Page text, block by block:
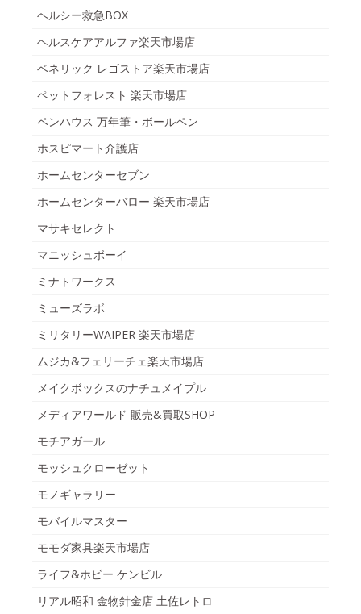
ヘルシー救急BOX
ヘルスケアアルファ楽天市場店
ベネリック レゴストア楽天市場店
ペットフォレスト 楽天市場店
ペンハウス 万年筆・ボールペン
ホスピマート介護店
ホームセンターセブン
ホームセンターバロー 楽天市場店
マサキセレクト
マニッシュボーイ
ミナトワークス
ミューズラボ
ミリタリーWAIPER 楽天市場店
ムジカ&フェリーチェ楽天市場店
メイクボックスのナチュメイプル
メディアワールド 販売&買取SHOP
モチアガール
モッシュクローゼット
モノギャラリー
モバイルマスター
モモダ家具楽天市場店
ライフ&ホビー ケンビル
リアル昭和 金物針金店 土佐レトロ